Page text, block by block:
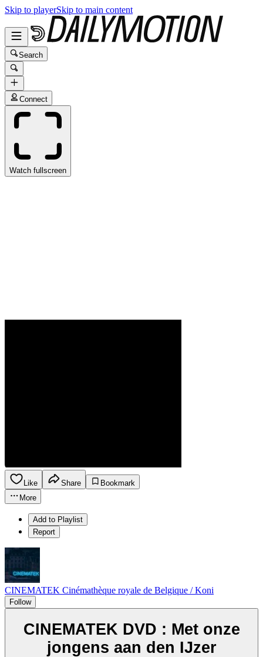
Skip to playerSkip to main content
Search
Connect
Watch fullscreen
Like Share
Bookmark
More
Add to Playlist
Report
CINEMATEK Cinémathèque royale de Belgique / Koni
Follow
CINEMATEK DVD : Met onze
jongens aan den IJzer